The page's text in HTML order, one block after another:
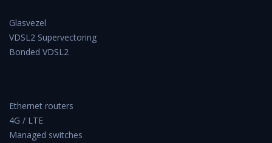
Glasvezel
VDSL2 Supervectoring
Bonded VDSL2
Ethernet routers
4G / LTE
Managed switches